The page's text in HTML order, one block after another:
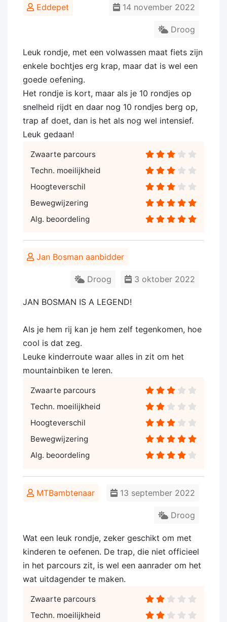
Eddepet 14 november 2022
Droog
Leuk rondje, met een volwassen maat fiets zijn
enkele bochtjes erg krap, maar dat is wel een
goede oefening.
Het rondje is kort, maar als je 10 rondjes op
snelheid rijdt en daar nog 10 rondjes berg op,
trap af doet, dan is het als nog wel intensief.
Leuk gedaan!
Zwaarte parcours
Techn. moeilijkheid
Hoogteverschil
Bewegwijzering
Alg. beoordeling
Jan Bosman aanbidder
3 oktober 2022
Droog
JAN BOSMAN IS A LEGEND!
Als je hem rij kan je hem zelf tegenkomen, hoe
cool is dat zeg.
Leuke kinderroute waar alles in zit om het
mountainbiken te leren.
Zwaarte parcours
Techn. moeilijkheid
Hoogteverschil
Bewegwijzering
Alg. beoordeling
MTBambtenaar 13 september 2022
Droog
Wat een leuk rondje, zeker geschikt om met
kinderen te oefenen. De trap, die niet officieel
in het parcours zit, is wel een aanrader om het
wat uitdagender te maken.
Zwaarte parcours
Techn. moeilijkheid